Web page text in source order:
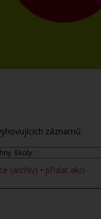
záznamů.
(archiv) • přidat akci